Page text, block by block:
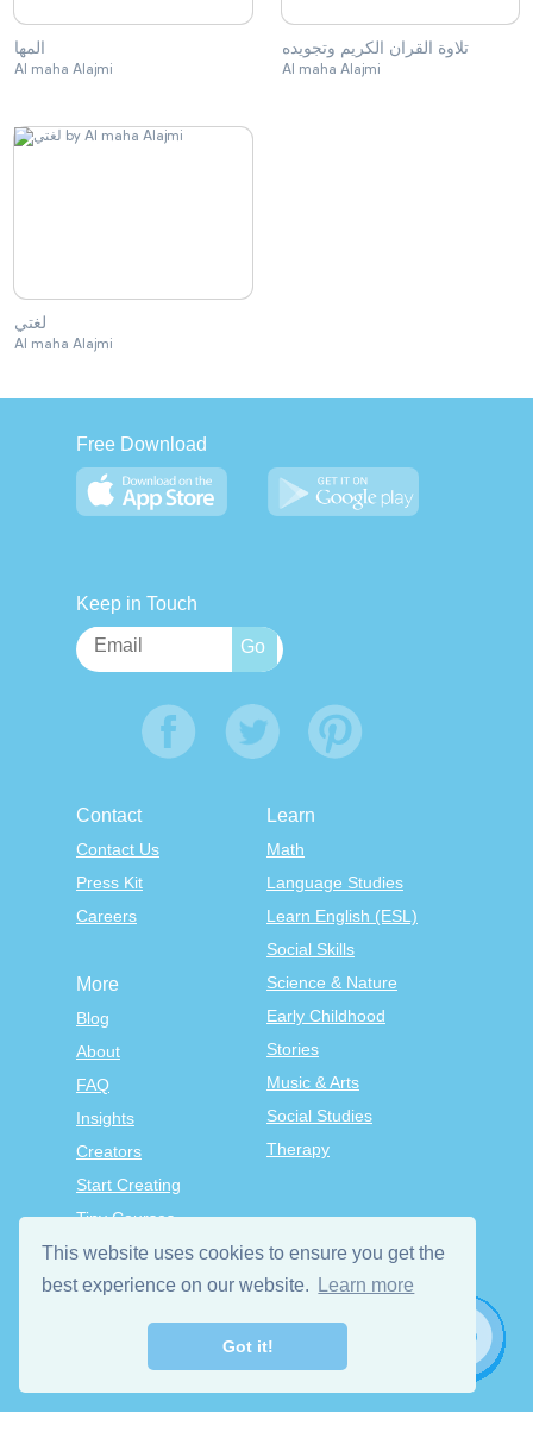
This website uses cookies to ensure you get the
best experience on our website.
Learn more
Got it!
المها
Al maha Alajmi
تلاوة القران الكريم وتجويده
Al maha Alajmi
لغتي
Al maha Alajmi
Free Download
Keep in Touch
Contact
Contact Us
Press Kit
Careers
Learn
Math
Language Studies
Learn English (ESL)
Social Skills
Science & Nature
Early Childhood
Stories
Music & Arts
Social Studies
Therapy
More
Blog
About
FAQ
Insights
Creators
Start Creating
Tiny Courses
TinyTap Premium
Terms & Conditions